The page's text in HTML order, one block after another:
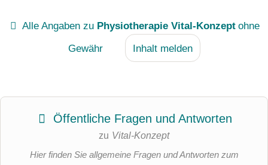
Alle Angaben zu Physiotherapie Vital-Konzept ohne
Gewähr
Inhalt melden
Öffentliche Fragen und Antworten
zu Vital-Konzept
Hier finden Sie allgemeine Fragen und Antworten zum